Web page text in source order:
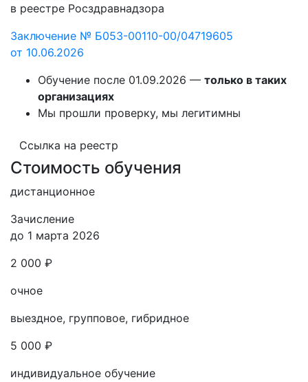
в реестре Росздравнадзора
Заключение № Б053-00110-00/04719605
от 10.06.2026
Обучение после 01.09.2026 — только в таких
организациях
Мы прошли проверку, мы легитимны
Ссылка на реестр
Стоимость обучения
дистанционное
Зачисление
до 1 марта 2026
2 000 ₽
очное
выездное, групповое, гибридное
5 000 ₽
индивидуальное обучение